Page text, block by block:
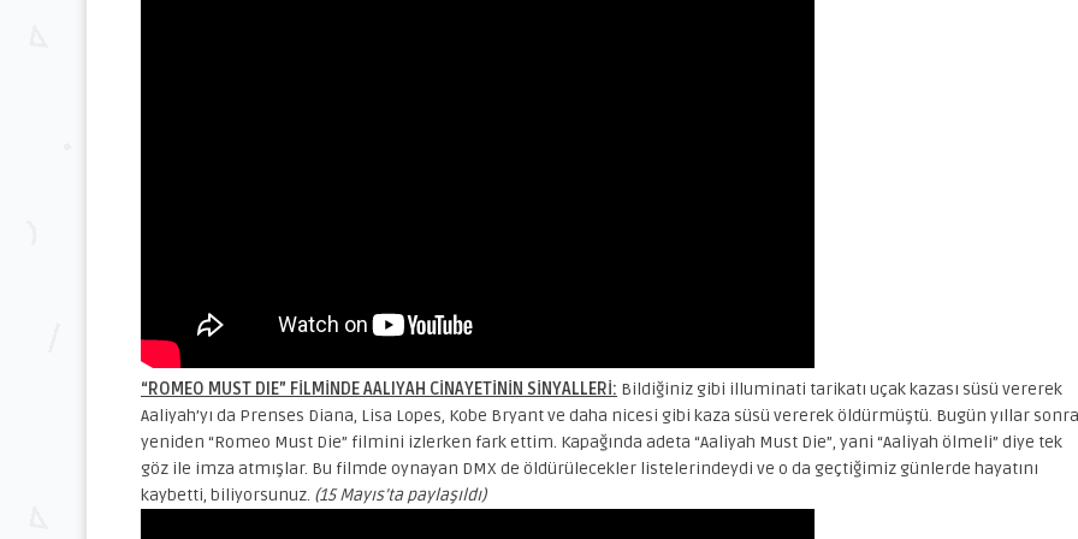
“ROMEO MUST DIE” FİLMİNDE AALIYAH CİNAYETİNİN SİNYALLERİ: Bildiğiniz gibi illuminati tarikatı uçak kazası süsü vererek
Aaliyah’yı da Prenses Diana, Lisa Lopes, Kobe Bryant ve daha nicesi gibi kaza süsü vererek öldürmüştü. Bugün yıllar sonra
yeniden “Romeo Must Die” filmini izlerken fark ettim. Kapağında adeta “Aaliyah Must Die”, yani “Aaliyah ölmeli” diye tek
göz ile imza atmışlar. Bu filmde oynayan DMX de öldürülecekler listelerindeydi ve o da geçtiğimiz günlerde hayatını
kaybetti, biliyorsunuz. (15 Mayıs’ta paylaşıldı)